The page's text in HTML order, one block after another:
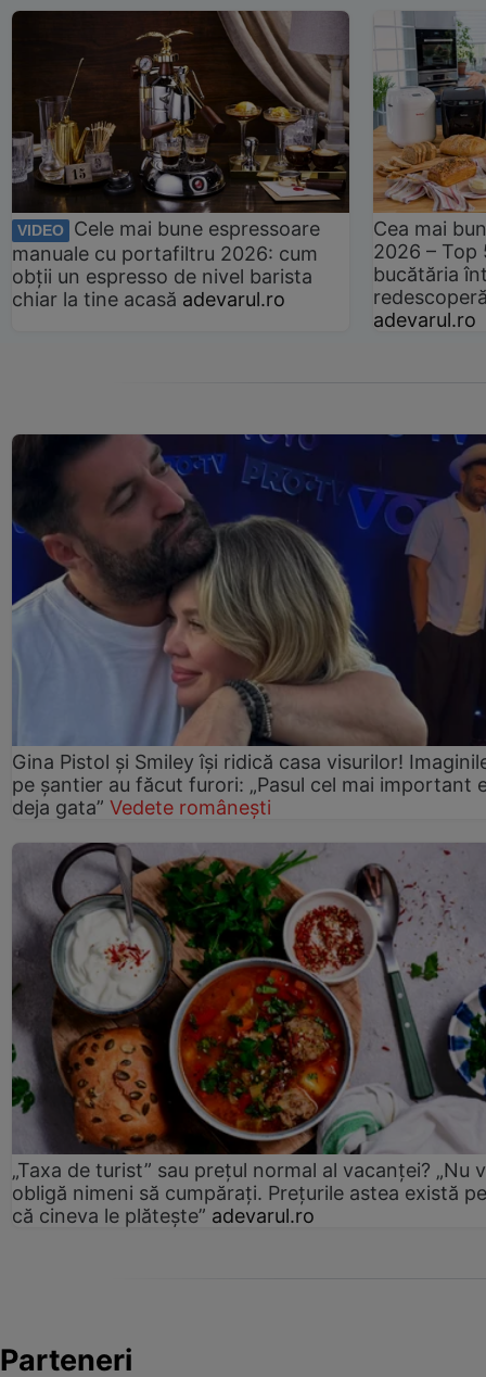
VIDEO
Cele mai bune espressoare
manuale cu portafiltru 2026: cum
obții un espresso de nivel barista
chiar la tine acasă adevarul.ro
Cea mai
2026 –
bucătăria
adevarul.ro
Gina Pistol și Smiley își ridică casa visurilor!
pe șantier au făcut furori: „Pasul cel mai important
deja gata” Vedete românești
„Taxa de turist” sau prețul normal al vacanței? „Nu
obligă nimeni să cumpărați. Prețurile astea există
că cineva le plătește” adevarul.ro
Parteneri